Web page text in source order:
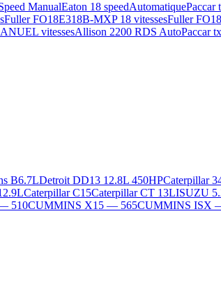
ManualEaton 18 speedAutomatiquePaccar
Fuller FO18E318B-MXP 18 vitessesFuller
vitessesAllison 2200 RDS AutoPaccar
B6.7LDetroit DD13 12.8L 450HPCaterpillar
Caterpillar C15Caterpillar CT 13LISUZU
510CUMMINS X15 — 565CUMMINS ISX